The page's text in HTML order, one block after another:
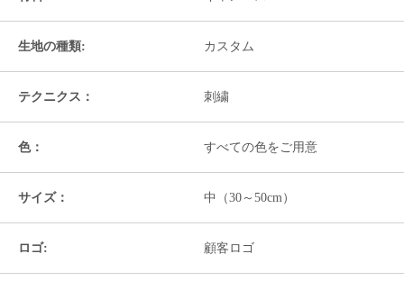
生地の種類: カスタム
テクニクス： 刺繍
色： すべての色をご用意
サイズ： 中（30～50cm）
ロゴ: 顧客ロゴ